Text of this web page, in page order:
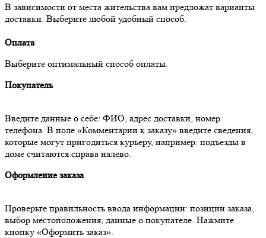
В зависимости от места жительства вам предложат варианты
доставки. Выберите любой удобный способ.
Оплата
Выберите оптимальный способ оплаты.
Покупатель
Введите данные о себе: ФИО, адрес доставки, номер
телефона. В поле «Комментарии к заказу» введите сведения,
которые могут пригодиться курьеру, например: подъезды в
доме считаются справа налево.
Оформление заказа
Проверьте правильность ввода информации: позиции заказа,
выбор местоположения, данные о покупателе. Нажмите
кнопку «Оформить заказ».